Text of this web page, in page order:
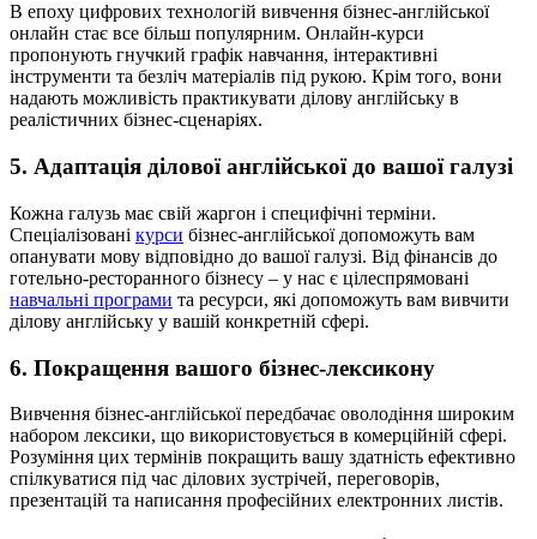
В епоху цифрових технологій вивчення бізнес-англійської
онлайн стає все більш популярним. Онлайн-курси
пропонують гнучкий графік навчання, інтерактивні
інструменти та безліч матеріалів під рукою. Крім того, вони
надають можливість практикувати ділову англійську в
реалістичних бізнес-сценаріях.
5. Адаптація ділової англійської до вашої галузі
Кожна галузь має свій жаргон і специфічні терміни.
Спеціалізовані курси бізнес-англійської допоможуть вам
опанувати мову відповідно до вашої галузі. Від фінансів до
готельно-ресторанного бізнесу – у нас є цілеспрямовані
навчальні програми та ресурси, які допоможуть вам вивчити
ділову англійську у вашій конкретній сфері.
6. Покращення вашого бізнес-лексикону
Вивчення бізнес-англійської передбачає оволодіння широким
набором лексики, що використовується в комерційній сфері.
Розуміння цих термінів покращить вашу здатність ефективно
спілкуватися під час ділових зустрічей, переговорів,
презентацій та написання професійних електронних листів.